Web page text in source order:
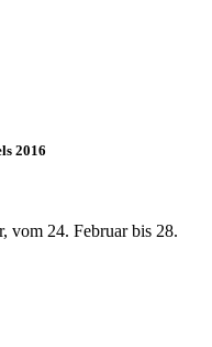
2016
vom 24. Februar bis 28.